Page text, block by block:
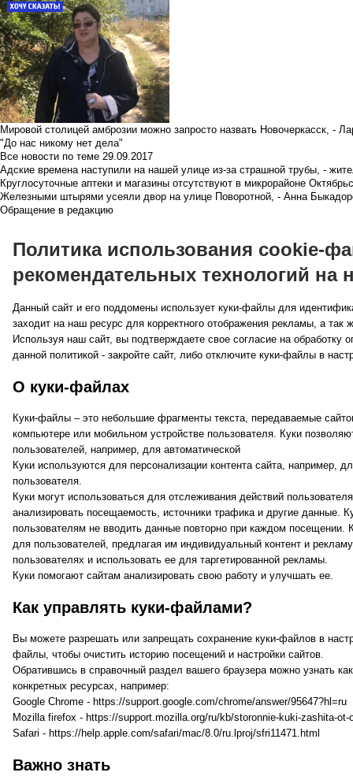
Мировой столицей амброзии можно запросто назвать Новочеркасск, -
"До нас никому нет дела"
Все новости по теме 29.09.2017
Адские времена наступили на нашей улице из-за страшной трубы, -
Круглосуточные аптеки и магазины отсутствуют в микрорайоне
Железными штырями усеяли двор на улице Поворотной, - Анна
Обращение в редакцию
Политика использования cookie-
рекомендательных технологий на
Данный сайт и его поддомены использует куки-файлы для
заходит на наш ресурс для корректного отображения рекламы, а
Используя наш сайт, вы подтверждаете свое согласие на
данной политикой - закройте сайт, либо отключите куки-файлы в
О куки-файлах
Куки-файлы – это небольшие фрагменты текста, передаваемые
компьютере или мобильном устройстве пользователя. Куки
пользователей, например, для автоматической
Куки используются для персонализации контента сайта, например,
пользователя.
Куки могут использоваться для отслеживания действий
анализировать посещаемость, источники трафика и другие данные.
пользователям не вводить данные повторно при каждом
для пользователей, предлагая им индивидуальный контент и
пользователях и использовать ее для таргетированной рекламы.
Куки помогают сайтам анализировать свою работу и улучшать ее.
Как управлять куки-файлами?
Вы можете разрешать или запрещать сохранение куки-файлов в
файлы, чтобы очистить историю посещений и настройки сайтов.
Обратившись в справочный раздел вашего браузера можно узнать
конкретных ресурсах, например:
Google Chrome - https://support.google.com/chrome/answer/95647?hl=ru
Mozilla firefox - https://support.mozilla.org/ru/kb/storonnie-kuki-zashita-
Safari - https://help.apple.com/safari/mac/8.0/ru.lproj/sfri11471.html
Важно знать